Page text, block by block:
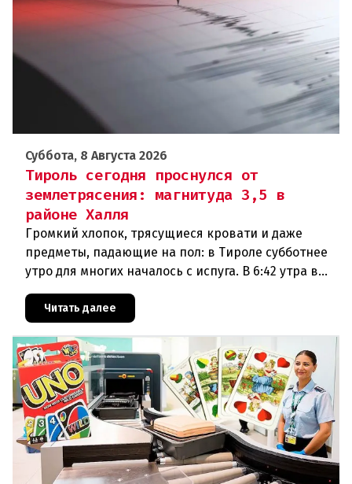
Суббота, 8 Августа 2026
Тироль сегодня проснулся от
землетрясения: магнитуда 3,5 в
районе Халля
Громкий хлопок, трясущиеся кровати и даже
предметы, падающие на пол: в Тироле субботнее
утро для многих началось с испуга. В 6:42 утра в
сейсмологовПо данны
Читать далее